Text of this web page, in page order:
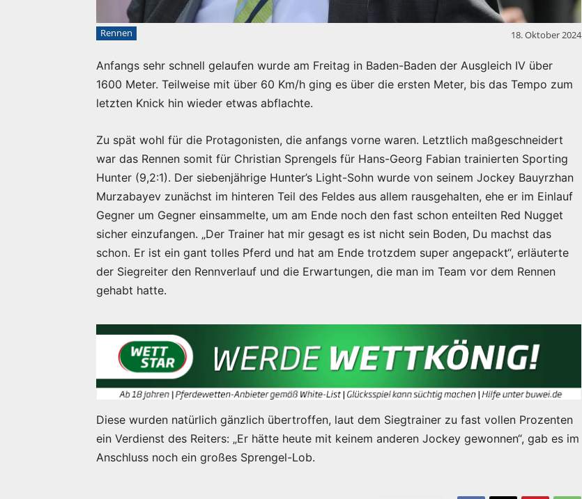
Rennen 18. Oktober 2024
Anfangs sehr schnell gelaufen wurde am Freitag in Baden-Baden der Ausgleich IV über
1600 Meter. Teilweise mit über 60 Km/h ging es über die ersten Meter, bis das Tempo zum
letzten Knick hin wieder etwas abflachte.
Zu spät wohl für die Protagonisten, die anfangs vorne waren. Letztlich maßgeschneidert
war das Rennen somit für Christian Sprengels für Hans-Georg Fabian trainierten Sporting
Hunter (9,2:1). Der siebenjährige Hunter’s Light-Sohn wurde von seinem Jockey Bauyrzhan
Murzabayev zunächst im hinteren Teil des Feldes aus allem rausgehalten, ehe er im Einlauf
Gegner um Gegner einsammelte, um am Ende noch den fast schon enteilten Red Nugget
sicher einzufangen. „Der Trainer hat mir gesagt es ist nicht sein Boden, Du machst das
schon. Er ist ein gant tolles Pferd und hat am Ende trotzdem super angepackt“, erläuterte
der Siegreiter den Rennverlauf und die Erwartungen, die man im Team vor dem Rennen
gehabt hatte.
Diese wurden natürlich gänzlich übertroffen, laut dem Siegtrainer zu fast vollen Prozenten
ein Verdienst des Reiters: „Er hätte heute mit keinem anderen Jockey gewonnen“, gab es im
Anschluss noch ein großes Sprengel-Lob.